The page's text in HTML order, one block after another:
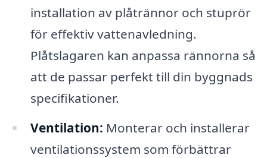
installation av plåtrännor och stuprör
för effektiv vattenavledning.
Plåtslagaren kan anpassa rännorna så
att de passar perfekt till din byggnads
specifikationer.
Ventilation: Monterar och installerar
ventilationssystem som förbättrar